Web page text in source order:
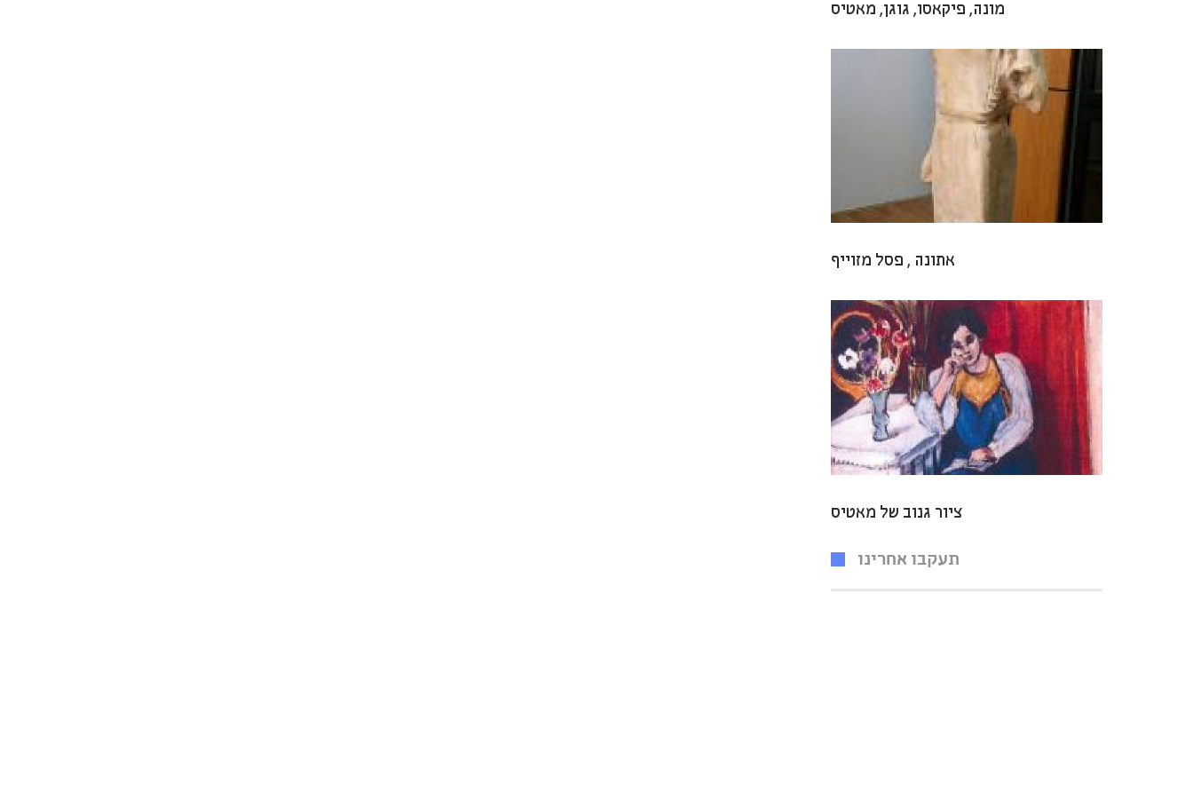
מונה, פיקאסו, גוגן, מאטיס
אתונה , פסל מזוייף
ציור גנוב של מאטיס
תעקבו אחרינו